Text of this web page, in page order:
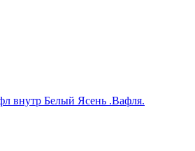
внутр Белый Ясень .Вафля.